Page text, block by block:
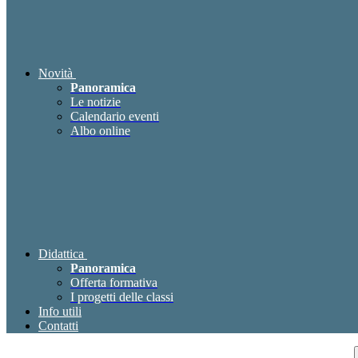
Novità
Panoramica
Le notizie
Calendario eventi
Albo online
Didattica
Panoramica
Offerta formativa
I progetti delle classi
Info utili
Contatti